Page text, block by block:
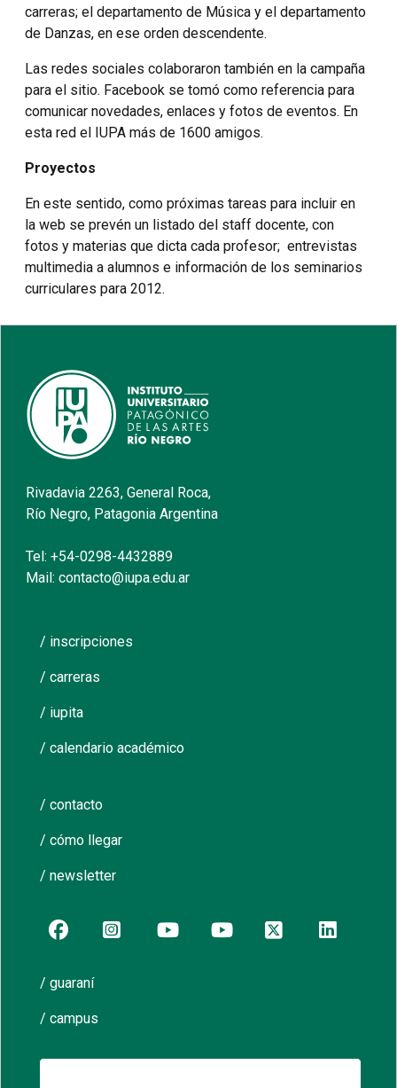
carreras; el departamento de Música y el departamento
de Danzas, en ese orden descendente.
Las redes sociales colaboraron también en la campaña
para el sitio. Facebook se tomó como referencia para
comunicar novedades, enlaces y fotos de eventos. En
esta red el IUPA más de 1600 amigos.
Proyectos
En este sentido, como próximas tareas para incluir en
la web se prevén un listado del staff docente, con
fotos y materias que dicta cada profesor; entrevistas
multimedia a alumnos e información de los seminarios
curriculares para 2012.
Rivadavia 2263, General Roca,
Río Negro, Patagonia Argentina
Tel: +54-0298-4432889
Mail: contacto@iupa.edu.ar
/ inscripciones
/ carreras
/ iupita
/ calendario académico
/ contacto
/ cómo llegar
/ newsletter
/ guaraní
/ campus
Buscar: